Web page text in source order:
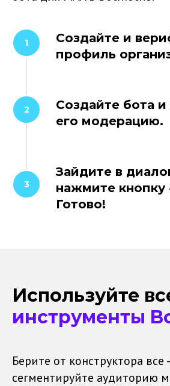
Создайте и
профиль
Создайте бота
его модерацию.
Зайдите в
нажмите кнопку
Готово!
Используйте
инструменты
Берите от конструктора все
сегментируйте аудиторию